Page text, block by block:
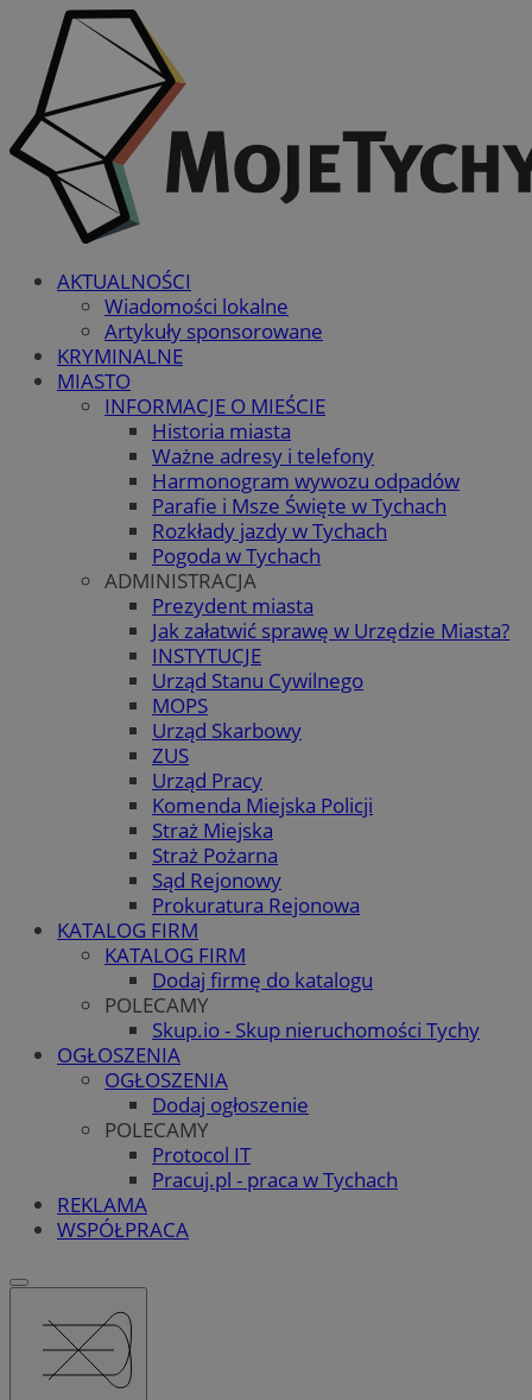
AKTUALNOŚCI
Wiadomości lokalne
Artykuły sponsorowane
KRYMINALNE
MIASTO
INFORMACJE O MIEŚCIE
Historia miasta
Ważne adresy i telefony
Harmonogram wywozu odpadów
Parafie i Msze Święte w Tychach
Rozkłady jazdy w Tychach
Pogoda w Tychach
ADMINISTRACJA
Prezydent miasta
Jak załatwić sprawę w Urzędzie Miasta?
INSTYTUCJE
Urząd Stanu Cywilnego
MOPS
Urząd Skarbowy
ZUS
Urząd Pracy
Komenda Miejska Policji
Straż Miejska
Straż Pożarna
Sąd Rejonowy
Prokuratura Rejonowa
KATALOG FIRM
KATALOG FIRM
Dodaj firmę do katalogu
POLECAMY
Skup.io - Skup nieruchomości Tychy
OGŁOSZENIA
OGŁOSZENIA
Dodaj ogłoszenie
POLECAMY
Protocol IT
Pracuj.pl - praca w Tychach
REKLAMA
WSPÓŁPRACA